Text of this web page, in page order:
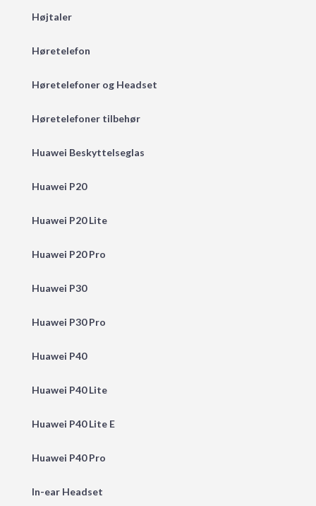
Højtaler
Høretelefon
Høretelefoner og Headset
Høretelefoner tilbehør
Huawei Beskyttelseglas
Huawei P20
Huawei P20 Lite
Huawei P20 Pro
Huawei P30
Huawei P30 Pro
Huawei P40
Huawei P40 Lite
Huawei P40 Lite E
Huawei P40 Pro
In-ear Headset